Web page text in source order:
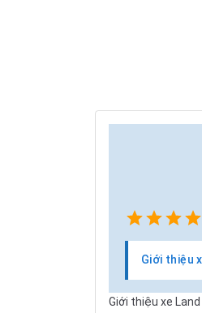
Giới thiệu
Giới thiệu xe